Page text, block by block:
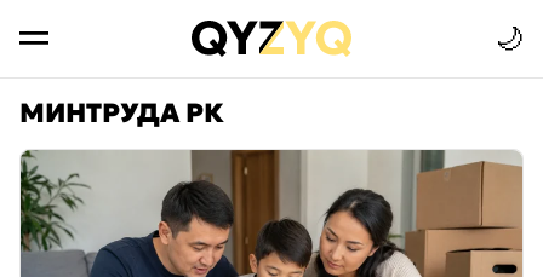
🌙
МИНТРУДА РК